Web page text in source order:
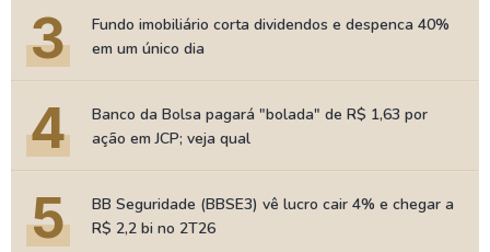
3
Fundo imobiliário corta dividendos e despenca 40%
em um único dia
4
Banco da Bolsa pagará "bolada" de R$ 1,63 por
ação em JCP; veja qual
5
BB Seguridade (BBSE3) vê lucro cair 4% e chegar a
R$ 2,2 bi no 2T26